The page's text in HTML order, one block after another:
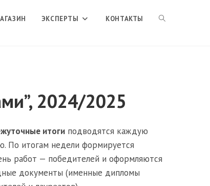
ЭКСПЕРТЫ КОНТАКТЫ ПЕРЕКЛЮЧИТЬ
2024/2025
итогиподводятся каждую
По итогам недели формируется
работ — победителей и оформляются
документы (именные дипломы